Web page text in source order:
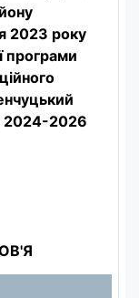
2023 року
програми
2024-2026